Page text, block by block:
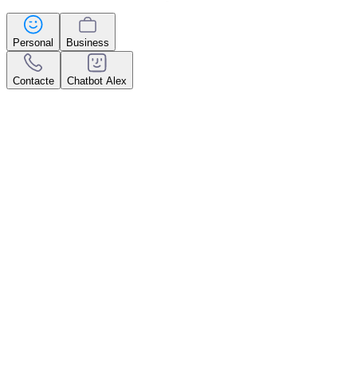
Personal Business
Contacte Chatbot Alex